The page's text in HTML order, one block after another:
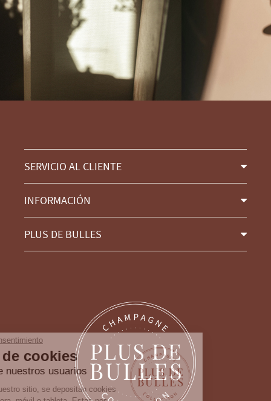
SERVICIO AL CLIENTE
INFORMACIÓN
PLUS DE BULLES
Continúa sin consentimiento
Gestión de cookies
Cuidamos de nuestros usuarios
Cuando visita nuestro sitio, se depositan cookies